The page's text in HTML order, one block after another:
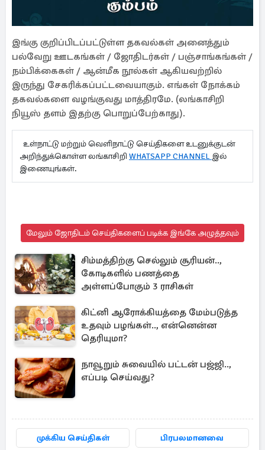
இங்கு குறிப்பிடப்பட்டுள்ள தகவல்கள் அனைத்தும்
பல்வேறு ஊடகங்கள் / ஜோதிடர்கள் / பஞ்சாங்கங்கள் /
நம்பிக்கைகள் / ஆன்மீக நூல்கள் ஆகியவற்றில்
இருந்து சேகரிக்கப்பட்டவையாகும். எங்கள் நோக்கம்
தகவல்களை வழங்குவது மாத்திரமே. (லங்காசிறி
நியூஸ் தளம் இதற்கு பொறுப்பேற்காது).
உள்நாட்டு மற்றும் வெளிநாட்டு செய்திகளை உடனுக்குடன்
அறிந்துக்கொள்ள லங்காசிறி WHATSAPP CHANNEL இல்
இணையுங்கள்.
மேலும் ஜோதிடம் செய்திகளைப் படிக்க இங்கே அழுத்தவும்
சிம்மத்திற்கு செல்லும் சூரியன்..,
கோடிகளில் பணத்தை
அள்ளப்போகும் 3 ராசிகள்
கிட்னி ஆரோக்கியத்தை மேம்படுத்த
உதவும் பழங்கள்.., என்னென்ன
தெரியுமா?
நாவூறும் சுவையில் பட்டன் பஜ்ஜி..,
எப்படி செய்வது?
முக்கிய செய்திகள் பிரபலமானவை